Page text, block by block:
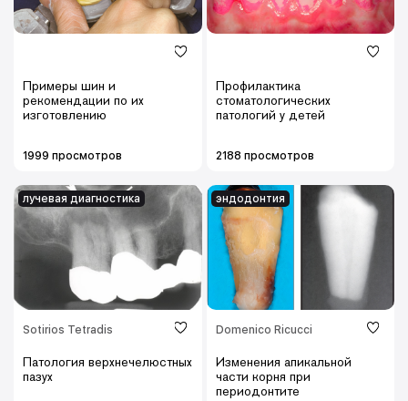
Примеры шин и
рекомендации по их
изготовлению
1999 просмотров
Профилактика
стоматологических
патологий у детей
2188 просмотров
лучевая диагностика
Sotirios Tetradis
Патология верхнечелюстных
пазух
эндодонтия
Domenico Ricucci
Изменения апикальной
части корня при
периодонтите